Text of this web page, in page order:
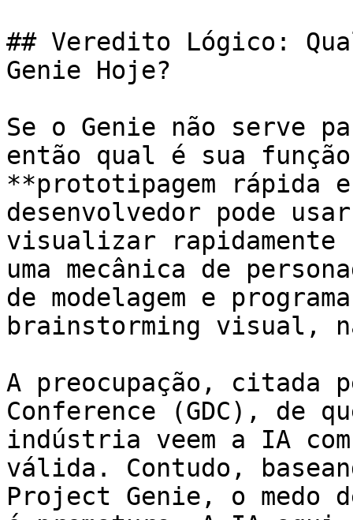
## Veredito Lógico:
Genie Hoje?
Se o Genie não serve
então qual é sua
**prototipagem rápida
desenvolvedor pode
visualizar rapidamente
uma mecânica de
de modelagem e
brainstorming visual,
A preocupação, citada
Conference (GDC), de
indústria veem a IA
válida. Contudo,
Project Genie, o medo